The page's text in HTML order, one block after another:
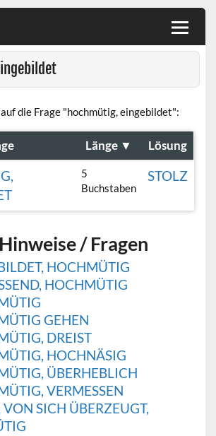
die Frage "hochmütig, eingebildet":
Länge ▼ Lösung
5
Buchstaben
STOLZ
/ Fragen
HOCHMÜTIG
HOCHMÜTIG
GEHEN
DREIST
HOCHNÄSIG
ÜBERHEBLICH
VERMESSEN
VON SICH ÜBERZEUGT,